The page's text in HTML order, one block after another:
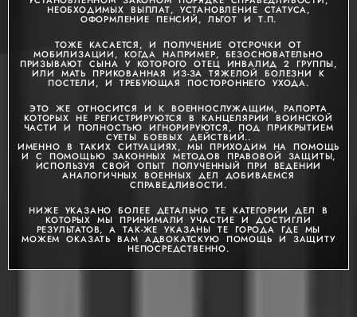
НЕОБХОДИМЫХ ВЫПЛАТ, УСТАНОВЛЕНИЕ СТАТУСА,
ОФОРМЛЕНИЕ ПЕНСИЙ, ЛЬГОТ И Т.П.
ТОЖЕ КАСАЕТСЯ, И ПОЛУЧЕНИЕ ОТСРОЧКИ ОТ
МОБИЛИЗАЦИИ, КОГДА НАПРИМЕР, БЕЗОСНОВАТЕЛЬНО
ПРИЗЫВАЮТ СЫНА У КОТОРОГО ОТЕЦ ИНВАЛИД 2 ГРУППЫ,
ИЛИ МАТЬ ПРИКОВАННАЯ ИЗ-ЗА ТЯЖЕЛОЙ БОЛЕЗНИ К
ПОСТЕЛИ, И ТРЕБУЮЩАЯ ПОСТОРОННЕГО УХОДА.
ЭТО ЖЕ ОТНОСИТСЯ И К ВОЕННОСЛУЖАЩИМ, РАПОРТА
КОТОРЫХ НЕ РЕГИСТРИРУЮТСЯ В КАНЦЕЛЯРИИ ВОИНСКОЙ
ЧАСТИ И ПОЛНОСТЬЮ ИГНОРИРУЮТСЯ, ПОД ПРИКРЫТИЕМ
СУЕТЫ БОЕВЫХ ДЕЙСТВИЙ..
ИМЕННО В ТАКИХ СИТУАЦИЯХ, МЫ ПРИХОДИМ НА ПОМОЩЬ
И С ПОМОЩЬЮ ЗАКОННЫХ МЕТОДОВ ПРАВОВОЙ ЗАЩИТЫ,
ИСПОЛЬЗУЯ СВОЙ ОПЫТ ПОЛУЧЕННЫЙ ПРИ ВЕДЕНИИ
АНАЛОГИЧНЫХ ВОЕННЫХ ДЕЛ ДОБИВАЕМСЯ
СПРАВЕДЛИВОСТИ.
НИЖЕ УКАЗАНО БОЛЕЕ ДЕТАЛЬНО ТЕ КАТЕГОРИИ ДЕЛ В
КОТОРЫХ МЫ ПРИНИМАЛИ УЧАСТИЕ И ДОСТИГЛИ
РЕЗУЛЬТАТОВ, А ТАК-ЖЕ УКАЗАНЫ ТЕ ГОРОДА ГДЕ МЫ
МОЖЕМ ОКАЗАТЬ ВАМ АДВОКАТСКУЮ ПОМОЩЬ И ЗАЩИТУ
НЕПОСРЕДСТВЕННО.